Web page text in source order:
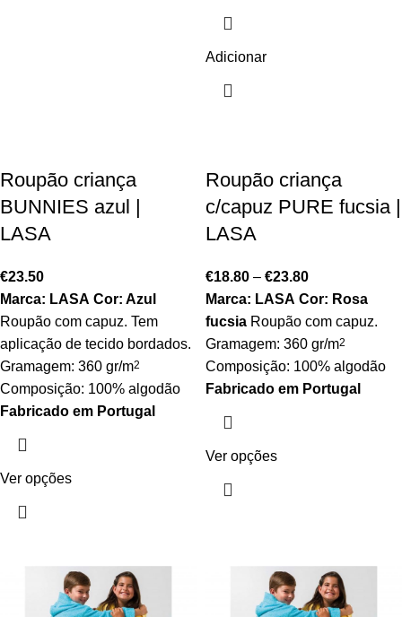
Adicionar
Roupão criança
BUNNIES azul |
LASA
€23.50
Marca: LASA Cor: Azul
Roupão com capuz. Tem
aplicação de tecido bordados.
Gramagem: 360 gr/m2
Composição: 100% algodão
Fabricado em Portugal
Ver opções
Roupão criança
c/capuz PURE fucsia |
LASA
€18.80 – €23.80
Marca: LASA Cor: Rosa
fucsia Roupão com capuz.
Gramagem: 360 gr/m2
Composição: 100% algodão
Fabricado em Portugal
Ver opções